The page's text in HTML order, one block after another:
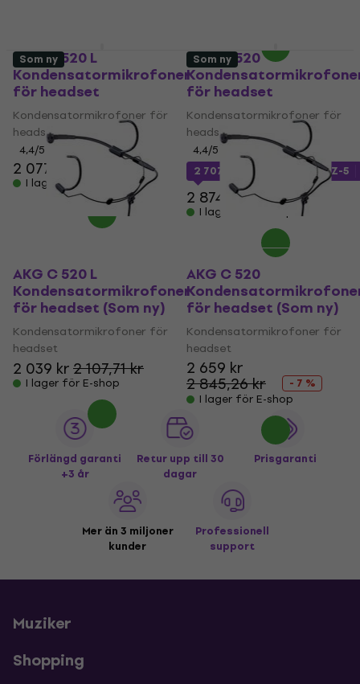
AKG C 520 L
Kondensatormikrofoner
för headset
Kondensatormikrofoner för
headset
4,4/5
2 077,58 kr
I lager för E-shop
AKG C 520
för headset
Kondensatormikrofoner för
headset
4,4/5
2 707 kr
med kod MUZMUZ-5
2 874 kr
I lager för E-shop
Som ny
AKG C 520 L
Kondensatormikrofoner
för headset (Som ny)
Kondensatormikrofoner för
headset
2 039 kr2 107,71 kr
I lager för E-shop
Som ny
AKG C 520
för headset (Som ny)
Kondensatormikrofoner för
headset
2 659 kr
2 845,26 kr
- 7 %
I lager för E-shop
Förlängd garanti
+3 år
Retur upp till 30
dagar
Prisgaranti
Mer än 3 miljoner
kunder
Professionell
support
Muziker
Shopping